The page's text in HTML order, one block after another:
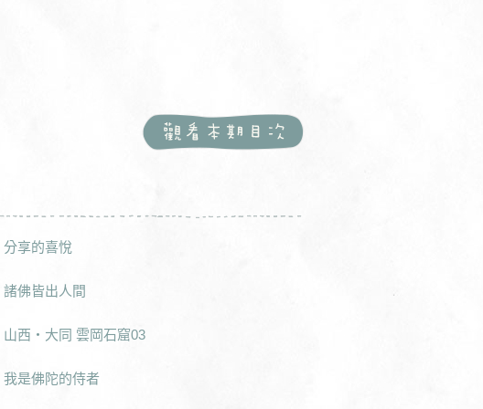
分享的喜悅
諸佛皆出人間
山西・大同 雲岡石窟03
我是佛陀的侍者